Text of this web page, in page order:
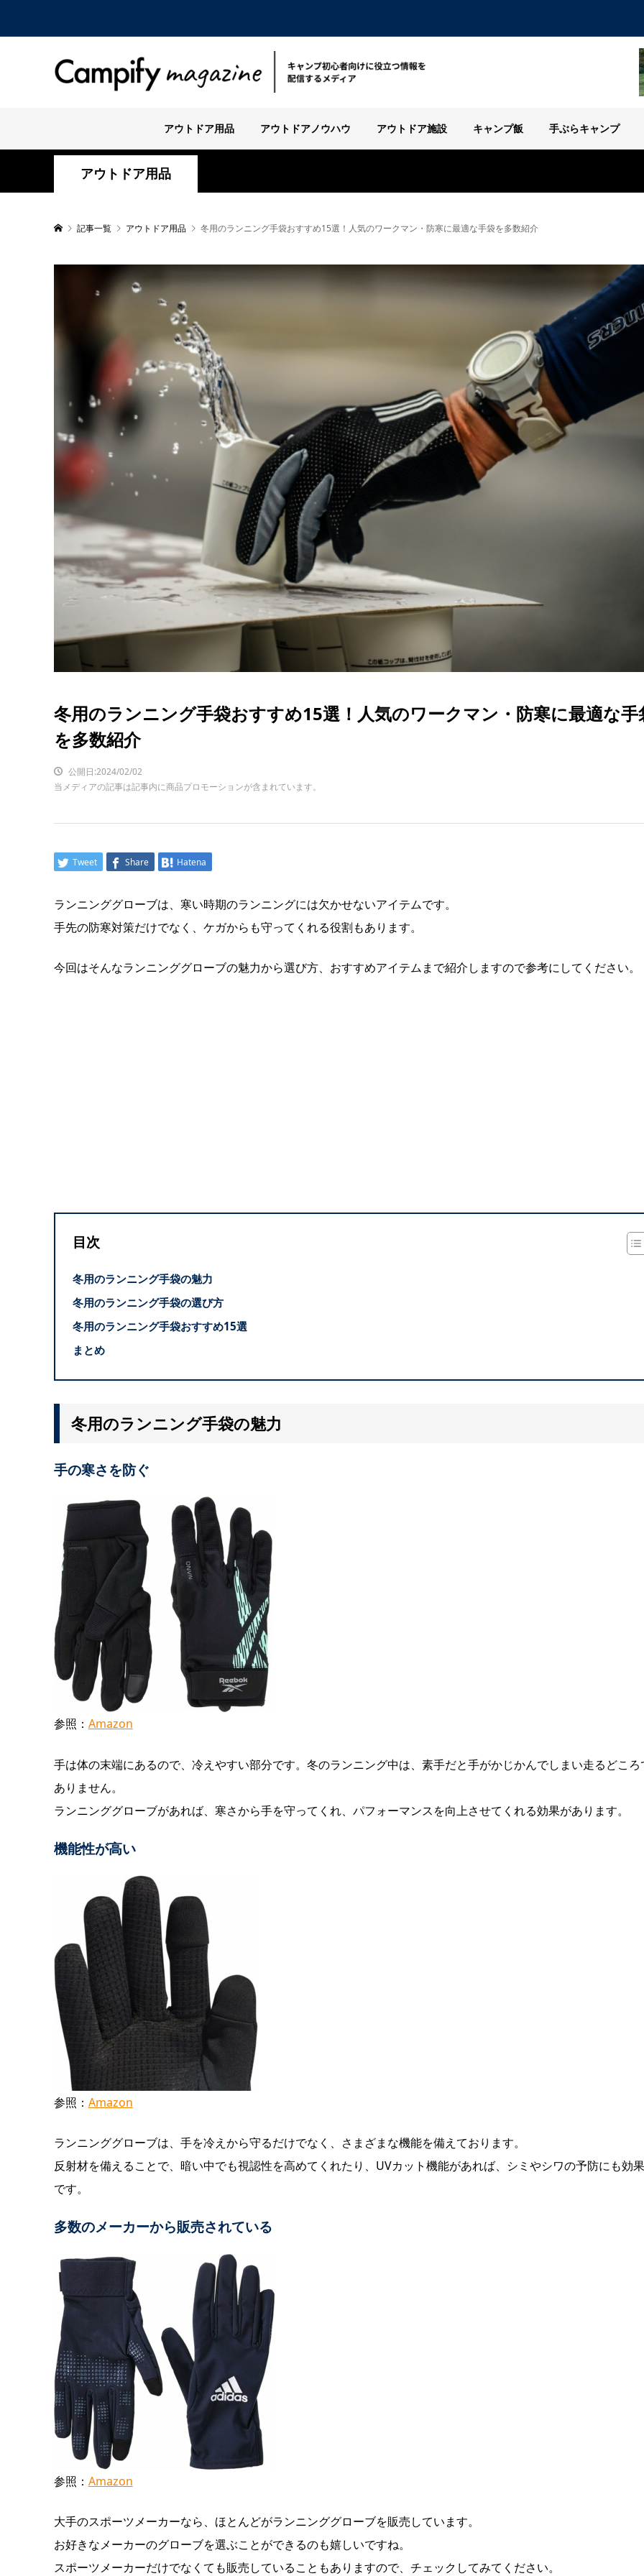
アウトドア用品 アウトドアノウハウ アウトドア施設 キャンプ飯 手ぶらキャンプ
アウトドア用品
記事一覧 アウトドア用品 冬用のランニング手袋おすすめ15選！人気のワークマン・防寒に最適な手袋を多数紹介
冬用のランニング手袋おすすめ15選！人気のワークマン・防寒に最適な手
を多数紹介
公開日:2024/02/02
当メディアの記事は記事内に商品プロモーションが含まれています。
Tweet Share Hatena
ランニンググローブは、寒い時期のランニングには欠かせないアイテムです。
手先の防寒対策だけでなく、ケガからも守ってくれる役割もあります。
今回はそんなランニンググローブの魅力から選び方、おすすめアイテムまで紹介しますので参考にしてください。
目次
冬用のランニング手袋の魅力
冬用のランニング手袋の選び方
冬用のランニング手袋おすすめ15選
まとめ
冬用のランニング手袋の魅力
手の寒さを防ぐ
参照： Amazon
手は体の末端にあるので、冷えやすい部分です。冬のランニング中は、素手だと手がかじかんでしまい走るどころ
ありません。
ランニンググローブがあれば、寒さから手を守ってくれ、パフォーマンスを向上させてくれる効果があります。
機能性が高い
参照： Amazon
ランニンググローブは、手を冷えから守るだけでなく、さまざまな機能を備えております。
反射材を備えることで、暗い中でも視認性を高めてくれたり、UVカット機能があれば、シミやシワの予防にも効
です。
多数のメーカーから販売されている
参照： Amazon
大手のスポーツメーカーなら、ほとんどがランニンググローブを販売しています。
お好きなメーカーのグローブを選ぶことができるのも嬉しいですね。
スポーツメーカーだけでなくても販売していることもありますので、チェックしてみてください。